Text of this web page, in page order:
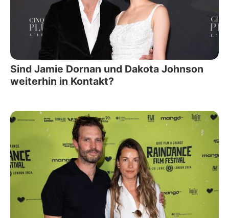
Sind Jamie Dornan und Dakota Johnson
weiterhin in Kontakt?